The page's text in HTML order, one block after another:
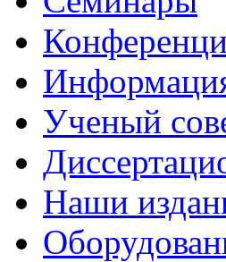
Ученый
Наши